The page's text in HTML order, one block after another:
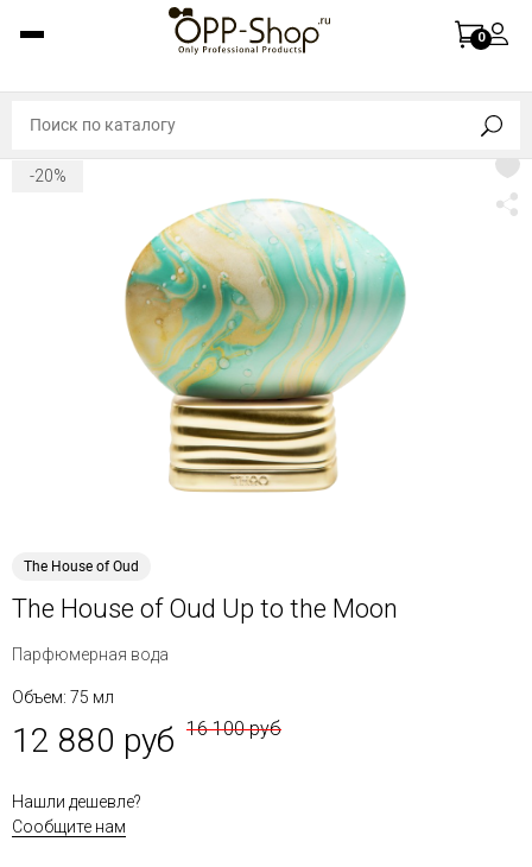
0
-20%
The House of Oud
The House of Oud Up to the Moon
Парфюмерная вода
Объем: 75 мл
12 880 руб 16 100 руб
Нашли дешевле?
Сообщите нам